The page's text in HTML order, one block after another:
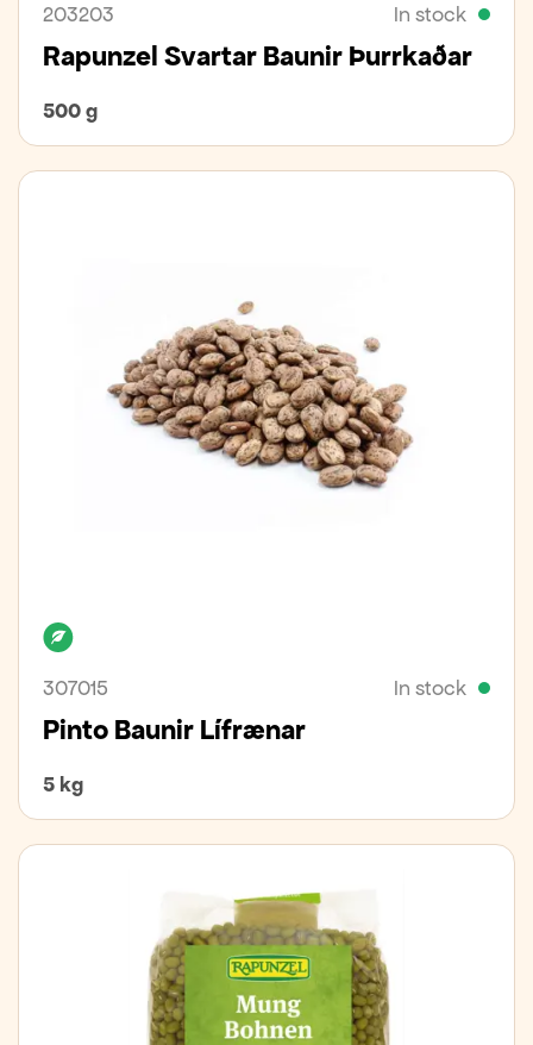
203203 In stock
Rapunzel Svartar Baunir Þurrkaðar
500 g
307015 In stock
Pinto Baunir Lífrænar
5 kg